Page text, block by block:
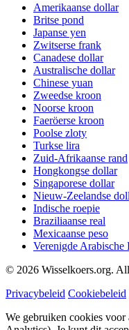
Amerikaanse dollar
Britse pond
Japanse yen
Zwitserse frank
Canadese dollar
Australische dollar
Chinese yuan
Zweedse kroon
Noorse kroon
Faeröerse kroon
Poolse zloty
Turkse lira
Zuid-Afrikaanse rand
Hongkongse dollar
Singaporese dollar
Nieuw-Zeelandse
Indische roepie
Braziliaanse real
Mexicaanse peso
Verenigde Arabische
© 2026 Wisselkoers.org.
Privacybeleid Cookiebeleid
We gebruiken cookies voor